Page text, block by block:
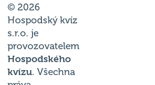
© 2026
Hospodský kvíz
s.r.o. je
provozovatelem
Hospodského
kvízu. Všechna